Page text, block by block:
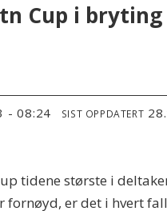
Cup i
- 08:24 SIST OPPDATERT
tidene største i
er det i hvert